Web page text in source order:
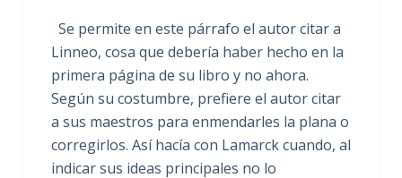
Se permite en este párrafo el autor citar a
Linneo, cosa que debería haber hecho en la
primera página de su libro y no ahora.
Según su costumbre, prefiere el autor citar
a sus maestros para enmendarles la plana o
corregirlos. Así hacía con Lamarck cuando, al
indicar sus ideas principales no lo